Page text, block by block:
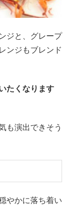
ジと、グレープ
ンジもブレンド
たくなります
も演出できそう
やかに落ち着い